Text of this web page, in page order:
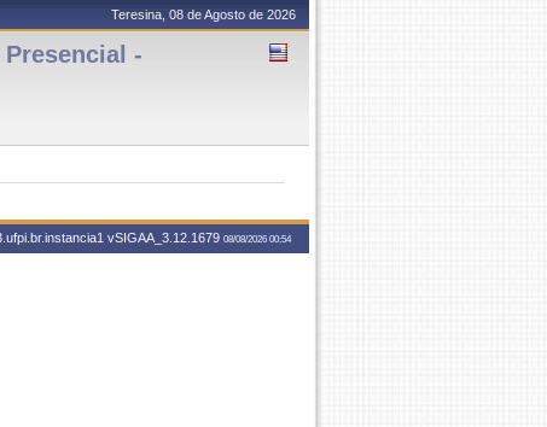
Teresina, 08 de Agosto de 2026
Presencial -
vSIGAA_3.12.1679 08/08/2026 00:54